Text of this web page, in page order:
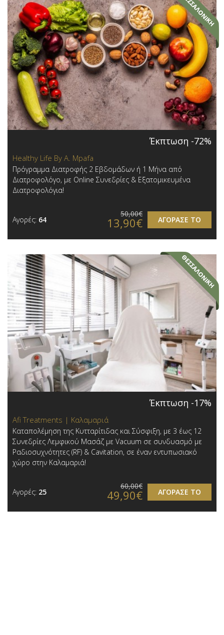
Έκπτωση -72%
Healthy Life By A. Mpafa
Πρόγραμμα Διατροφής 2 Εβδομάδων ή 1 Μήνα από
Διατροφολόγο, με Online Συνεδρίες & Εξατομικευμένα
Διατροφολόγια!
Αγορές: 64 ΑΓΟΡΑΣΕ ΤΟ
50,00€
13,90€
Έκπτωση -17%
Afi Treatments | Καλαμαριά
Καταπολέμηση της Κυτταρίτιδας και Σύσφιξη, με 3 έως 12
Συνεδρίες Λεμφικoύ Μασάζ με Vacuum σε συνδυασμό με
Ραδιοσυχνότητες (RF) & Cavitation, σε έναν εντυπωσιακό
χώρο στην Καλαμαριά!
Αγορές: 25 ΑΓΟΡΑΣΕ ΤΟ
60,00€
49,90€